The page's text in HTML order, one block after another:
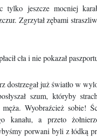
tylko jeszcze mocniej
Zgrzytał zębami
cła i nie pokazał
dostrzegał już światło w
szum, któryby
męża. Wyobraźcież sobie!
kanału, a przeto
porwani byli z łódką